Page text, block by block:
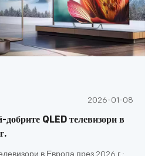
2026-01-08
добрите QLED телевизори в
в Европа през 2026 г.: